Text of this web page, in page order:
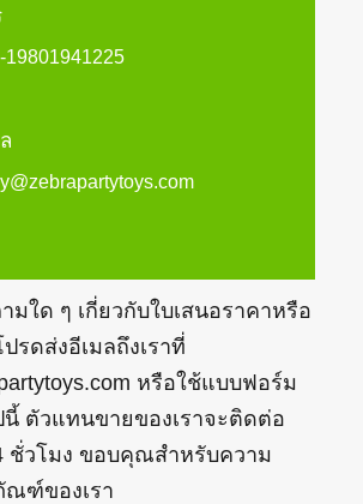
19801941225
ใด ๆ เกี่ยวกับใบเสนอราคาหรือ
รดส่งอีเมลถึงเราที่
หรือใช้แบบฟอร์ม
ตัวแทนขายของเราจะติดต่อ
ชั่วโมง ขอบคุณสำหรับความ
ณฑ์ของเรา